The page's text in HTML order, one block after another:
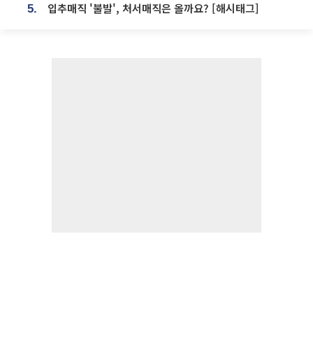
5. 입추매직 '불발', 처서매직은 올까요? [해시태그]